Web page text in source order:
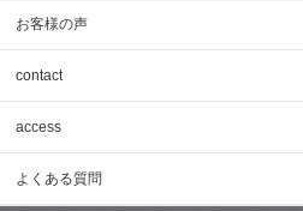
お客様の声
contact
access
よくある質問